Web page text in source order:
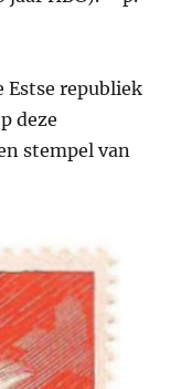
Estse republiek
deze
stempel van